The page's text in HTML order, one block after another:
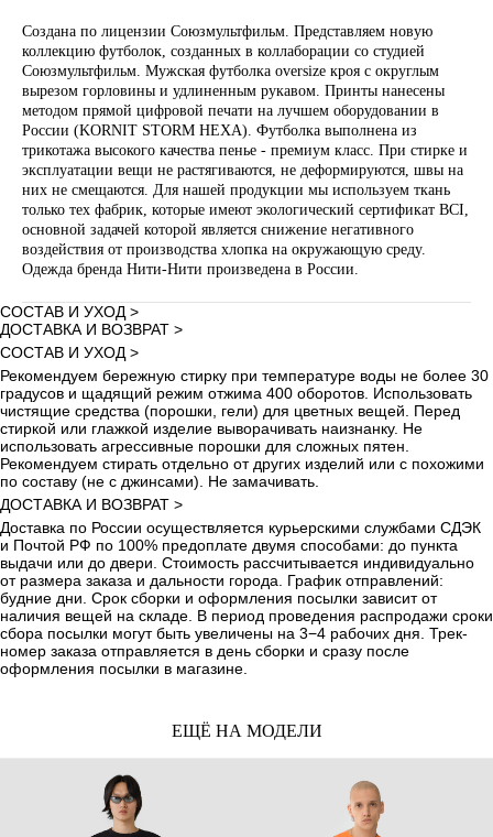
Создана по лицензии Союзмультфильм. Представляем новую
коллекцию футболок, созданных в коллаборации со студией
Союзмультфильм. Мужская футболка oversize кроя с округлым
вырезом горловины и удлиненным рукавом. Принты нанесены
методом прямой цифровой печати на лучшем оборудовании в
России (KORNIT STORM HEXA). Футболка выполнена из
трикотажа высокого качества пенье - премиум класс. При стирке и
эксплуатации вещи не растягиваются, не деформируются, швы на
них не смещаются. Для нашей продукции мы используем ткань
только тех фабрик, которые имеют экологический сертификат BCI,
основной задачей которой является снижение негативного
воздействия от производства хлопка на окружающую среду.
Одежда бренда Нити-Нити произведена в России.
СОСТАВ И УХОД >
ДОСТАВКА И ВОЗВРАТ >
СОСТАВ И УХОД >
Рекомендуем бережную стирку при температуре воды не более 30
градусов и щадящий режим отжима 400 оборотов. Использовать
чистящие средства (порошки, гели) для цветных вещей. Перед
стиркой или глажкой изделие выворачивать наизнанку. Не
использовать агрессивные порошки для сложных пятен.
Рекомендуем стирать отдельно от других изделий или с похожими
по составу (не с джинсами). Не замачивать.
ДОСТАВКА И ВОЗВРАТ >
Доставка по России осуществляется курьерскими службами СДЭК
и Почтой РФ по 100% предоплате двумя способами: до пункта
выдачи или до двери. Стоимость рассчитывается индивидуально
от размера заказа и дальности города. График отправлений:
будние дни. Срок сборки и оформления посылки зависит от
наличия вещей на складе. В период проведения распродажи сроки
сбора посылки могут быть увеличены на 3−4 рабочих дня. Трек-
номер заказа отправляется в день сборки и сразу после
оформления посылки в магазине.
ЕЩЁ НА МОДЕЛИ